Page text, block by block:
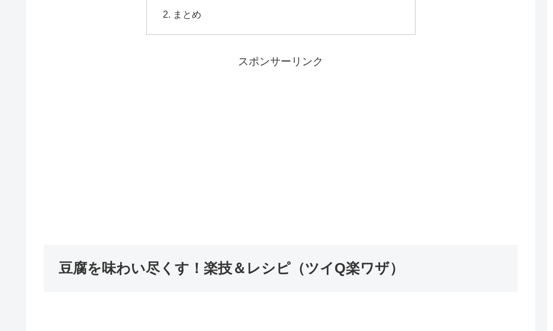
まとめ
スポンサーリンク
豆腐を味わい尽くす！楽技＆レシピ（ツイQ楽ワザ）